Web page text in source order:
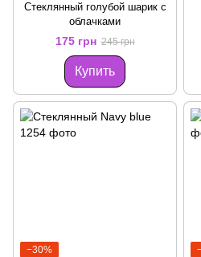
Стеклянный голубой шарик с
облачками
175 грн 245 грн
Купить
−30%